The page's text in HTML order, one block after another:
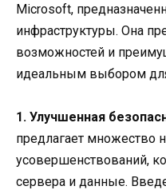
Microsoft,
инфраструктуры. Она
возможностей и
идеальным выбором
1. Улучшенная
предлагает множество
усовершенствований,
сервера и данные.